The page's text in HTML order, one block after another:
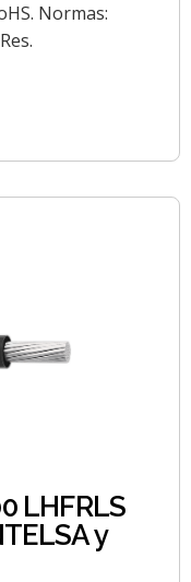
Normas:
LHFRLS
y